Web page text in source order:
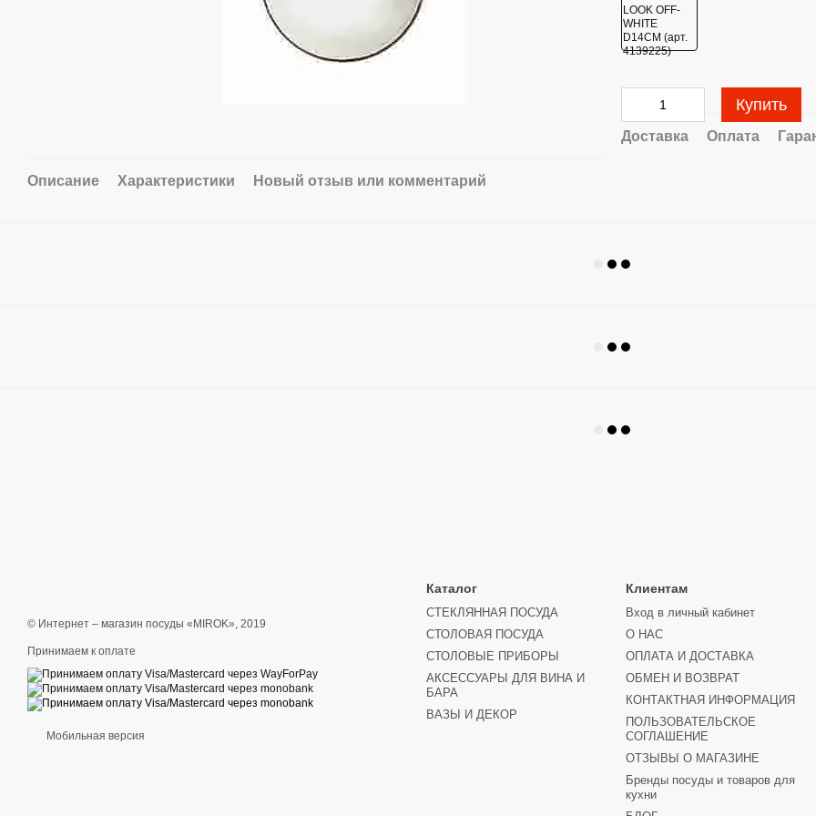
Описание Характеристики Новый отзыв или комментарий
Купить
Доставка Оплата
© Интернет – магазин посуды «MIROK», 2019
Принимаем к оплате
Мобильная версия
Каталог
СТЕКЛЯННАЯ ПОСУДА
СТОЛОВАЯ ПОСУДА
СТОЛОВЫЕ ПРИБОРЫ
АКСЕССУАРЫ ДЛЯ ВИНА И
БАРА
ВАЗЫ И ДЕКОР
Клиентам
Вход в личный кабинет
О НАС
ОПЛАТА И ДОСТАВКА
ОБМЕН И ВОЗВРАТ
КОНТАКТНАЯ ИНФОРМАЦИЯ
ПОЛЬЗОВАТЕЛЬСКОЕ
СОГЛАШЕНИЕ
ОТЗЫВЫ О МАГАЗИНЕ
Бренды посуды и товаров для
кухни